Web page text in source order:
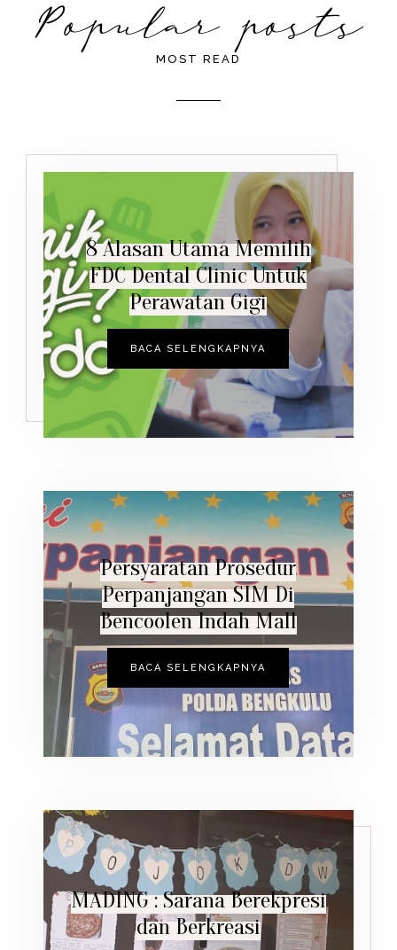
MOST READ
8 Alasan Utama Memilih
FDC Dental Clinic Untuk
Perawatan Gigi
BACA SELENGKAPNYA
Persyaratan Prosedur
Perpanjangan SIM Di
Bencoolen Indah Mall
BACA SELENGKAPNYA
MADING : Sarana Berekpresi
dan Berkreasi